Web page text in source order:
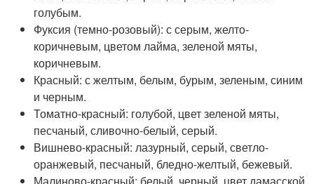
голубым.
Фуксия (темно-розовый): с серым, желто-
коричневым, цветом лайма, зеленой мяты,
коричневым.
Красный: с желтым, белым, бурым, зеленым, синим
и черным.
Томатно-красный: голубой, цвет зеленой мяты,
песчаный, сливочно-белый, серый.
Вишнево-красный: лазурный, серый, светло-
оранжевый, песчаный, бледно-желтый, бежевый.